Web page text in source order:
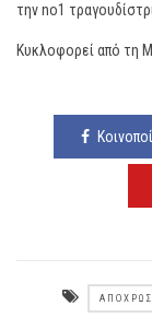
την no1
Κυκλοφορεί από τη